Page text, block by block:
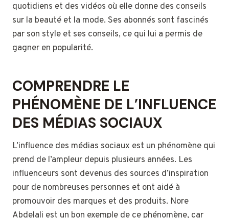
quotidiens et des vidéos où elle donne des conseils
sur la beauté et la mode. Ses abonnés sont fascinés
par son style et ses conseils, ce qui lui a permis de
gagner en popularité.
COMPRENDRE LE
PHÉNOMÈNE DE L’INFLUENCE
DES MÉDIAS SOCIAUX
L’influence des médias sociaux est un phénomène qui
prend de l’ampleur depuis plusieurs années. Les
influenceurs sont devenus des sources d’inspiration
pour de nombreuses personnes et ont aidé à
promouvoir des marques et des produits. Nore
Abdelali est un bon exemple de ce phénomène, car